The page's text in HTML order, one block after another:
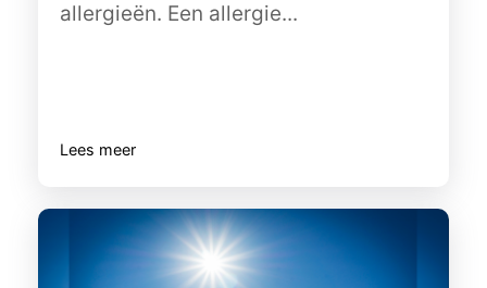
allergieën. Een allergie...
Lees meer